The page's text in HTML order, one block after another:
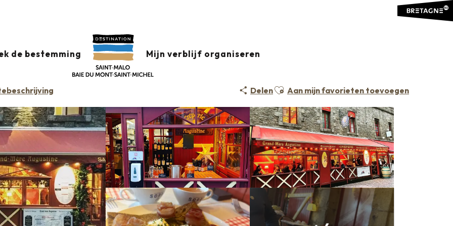
de bestemming Mijn verblijf organiseren
PANNENKOEKENRESTAURANT
DelenAjouter aux favoris
Aan mijn favorieten toevoegen